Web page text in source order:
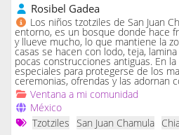
Rosibel Gadea
Los niños tzotziles de San Juan
entorno, es un bosque donde hace
y llueve mucho, lo que mantiene la
casas se hacen con lodo, teja,
pocas construcciones antiguas. En
especiales para protegerse de los
ceremonias, ofrendas y las adornan
Ventana a mi comunidad
México
Tzotziles
San Juan Chamula